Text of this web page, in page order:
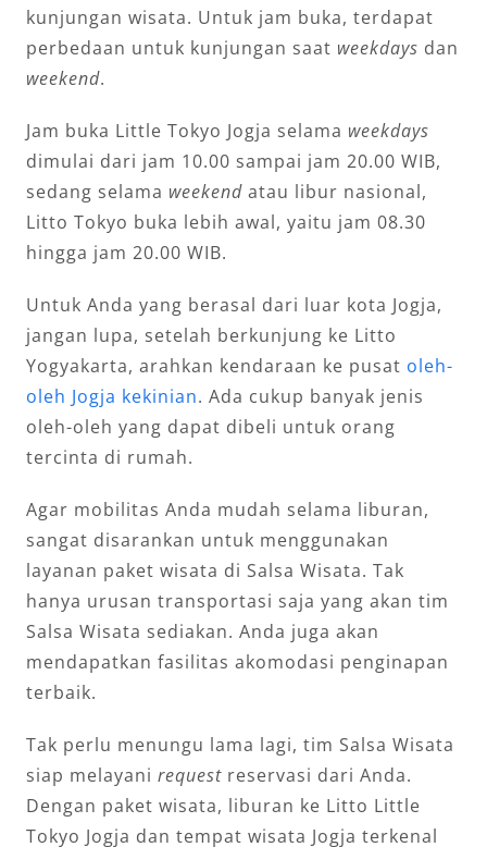
kunjungan wisata. Untuk jam buka, terdapat
perbedaan untuk kunjungan saat weekdays dan
weekend.
Jam buka Little Tokyo Jogja selama weekdays
dimulai dari jam 10.00 sampai jam 20.00 WIB,
sedang selama weekend atau libur nasional,
Litto Tokyo buka lebih awal, yaitu jam 08.30
hingga jam 20.00 WIB.
Untuk Anda yang berasal dari luar kota Jogja,
jangan lupa, setelah berkunjung ke Litto
Yogyakarta, arahkan kendaraan ke pusat oleh-
oleh Jogja kekinian. Ada cukup banyak jenis
oleh-oleh yang dapat dibeli untuk orang
tercinta di rumah.
Agar mobilitas Anda mudah selama liburan,
sangat disarankan untuk menggunakan
layanan paket wisata di Salsa Wisata. Tak
hanya urusan transportasi saja yang akan tim
Salsa Wisata sediakan. Anda juga akan
mendapatkan fasilitas akomodasi penginapan
terbaik.
Tak perlu menungu lama lagi, tim Salsa Wisata
siap melayani request reservasi dari Anda.
Dengan paket wisata, liburan ke Litto Little
Tokyo Jogja dan tempat wisata Jogja terkenal